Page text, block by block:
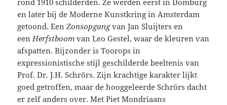
en later bij de Moderne Kunstkring in Amsterdam
getoond. EenZonsopgangvan Jan Sluijters en
een Herfstboom van Leo Gestel, waar de kleuren van
afspatten. Bijzonder is Toorops in
expressionistische stijl geschilderde beeltenis van
Prof. Dr. J.H. Schrörs. Zijn krachtige karakter lijkt
goed getroffen, maar de hooggeleerde Schrörs dacht
er zelf anders over. Met Piet Mondriaans